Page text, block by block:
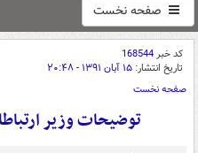
صفحه نخست
کد خبر168544
تاریخ انتشار: ۱۵ آبان ۱۳۹۱ - ۲۰:۴۸
صفحه نخست
توضیحات وزیر